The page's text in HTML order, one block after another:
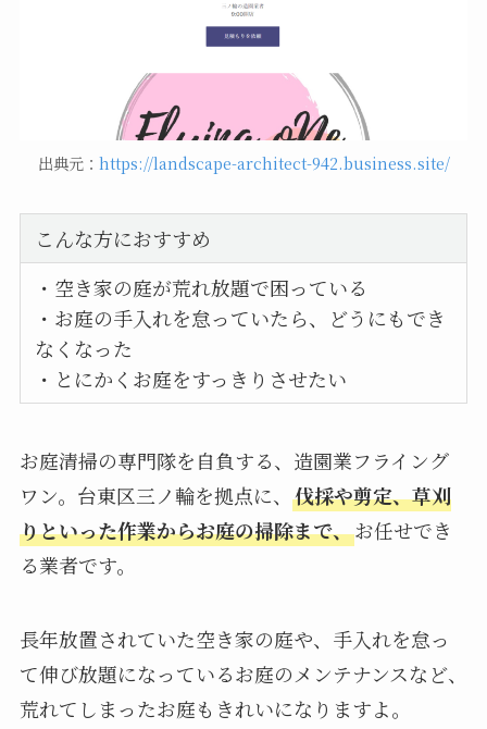
出典元： https://landscape-architect-942.business.site/
こんな方におすすめ
・空き家の庭が荒れ放題で困っている
・お庭の手入れを怠っていたら、どうにもでき
なくなった
・とにかくお庭をすっきりさせたい
お庭清掃の専門隊を自負する、造園業フライング
ワン。台東区三ノ輪を拠点に、 伐採や剪定、草刈
りといった作業からお庭の掃除まで、お任せでき
る業者です。
長年放置されていた空き家の庭や、手入れを怠っ
て伸び放題になっているお庭のメンテナンスなど、
荒れてしまったお庭もきれいになりますよ。